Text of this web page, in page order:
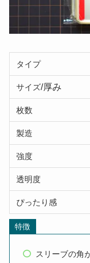
タイプ
サイズ/厚み
枚数
製造
強度
透明度
ぴったり感
特徴
スリーブの角